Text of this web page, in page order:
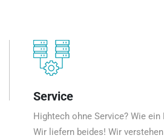
Service
Hightech ohne Service? Wie
Wir liefern beides! Wir